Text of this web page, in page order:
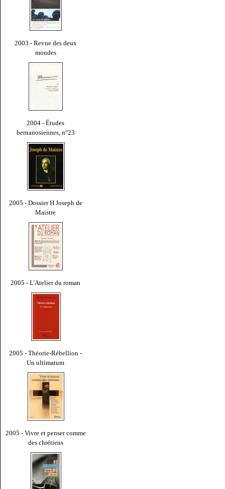
2003 - Revue des deux
mondes
2004 - Études
bernanosiennes, n°23
2005 - Dossier H Joseph de
Maistre
2005 - L'Atelier du roman
2005 - Théorie-Rébellion -
Un ultimatum
2005 - Vivre et penser comme
des chrétiens